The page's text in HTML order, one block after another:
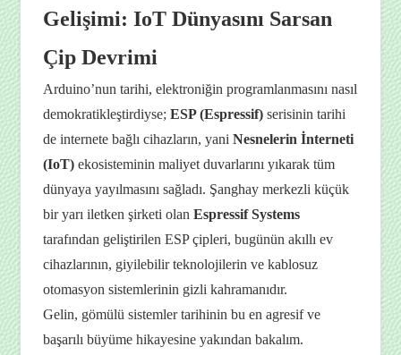
Gelişimi: IoT Dünyasını Sarsan
Çip Devrimi
Arduino’nun tarihi, elektroniğin programlanmasını nasıl
demokratikleştirdiyse;ESP (Espressif) serisinin tarihi
de internete bağlı cihazların, yaniNesnelerin İnterneti
(IoT) ekosisteminin maliyet duvarlarını yıkarak tüm
dünyaya yayılmasını sağladı. Şanghay merkezli küçük
bir yarı iletken şirketi olanEspressif Systems
tarafından geliştirilen ESP çipleri, bugünün akıllı ev
cihazlarının, giyilebilir teknolojilerin ve kablosuz
otomasyon sistemlerinin gizli kahramanıdır.
Gelin, gömülü sistemler tarihinin bu en agresif ve
başarılı büyüme hikayesine yakından bakalım.